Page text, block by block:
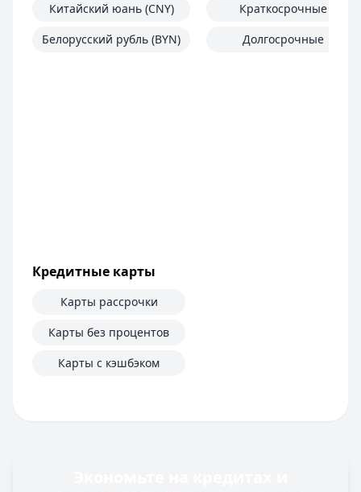
Китайский юань (CNY)
Белорусский рубль (BYN)
Краткосрочные
Долгосрочные
Кредитные карты
Карты рассрочки
Карты без процентов
Карты с кэшбэком